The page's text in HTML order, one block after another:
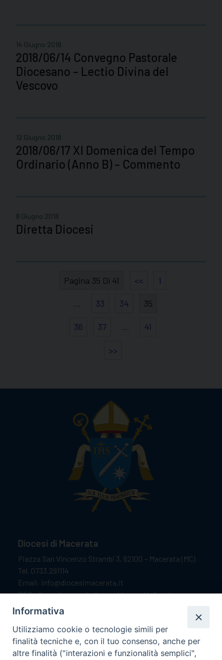
14 Giugno 2018
2018/06/14 Convegno Pastorale
Diocesano – Lectio Divina del
Vescovo
12 Giugno 2018
2018/06/17 XI Domenica del Tempo
Ordinario (Anno B) – Commento
8 Giugno 2018
Diretta Diocesi
Pagina 35 Di 41 << 1
… 33 34 35
36 37 … 41
>>
Diocesi di Macerata
Piazza San Vincenzo Strambi 3, 62100 – Macerata (MC)
Tel. 0733.291114
Email: info@diocesimacerata.it
PEC: diocesimacerata@pec.chiesacattolica.it
Comunicazioni urgenti WhatsApp:
Orari di apertura
Informativa
Utilizziamo cookie o tecnologie simili per
finalità tecniche e, con il tuo consenso, anche per
altre finalità ("interazioni e funzionalità semplici",